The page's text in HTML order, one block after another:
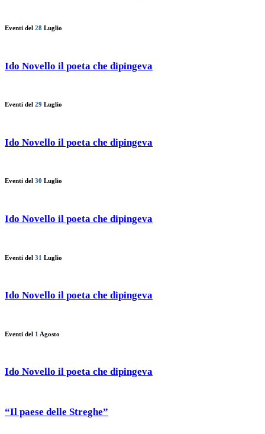
Eventi del 28 Luglio
Ido Novello il poeta che dipingeva
Eventi del 29 Luglio
Ido Novello il poeta che dipingeva
Eventi del 30 Luglio
Ido Novello il poeta che dipingeva
Eventi del 31 Luglio
Ido Novello il poeta che dipingeva
Eventi del 1 Agosto
Ido Novello il poeta che dipingeva
“Il paese delle Streghe”